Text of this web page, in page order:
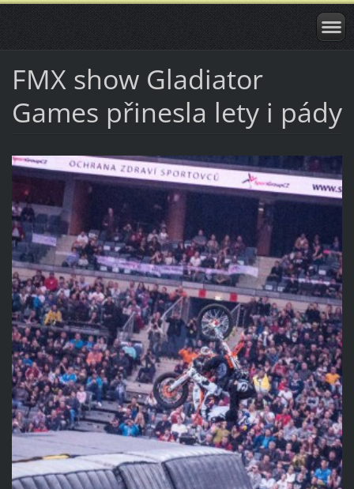
FMX show Gladiator
Games přinesla lety i pády